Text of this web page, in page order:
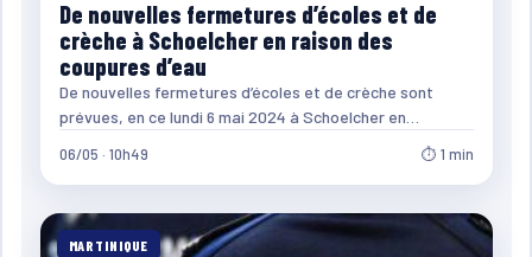
De nouvelles fermetures d’écoles et de
crèche à Schoelcher en raison des
coupures d’eau
De nouvelles fermetures d’écoles et de crèche sont
prévues, en ce lundi 6 mai 2024 à Schoelcher en…
06/05 · 10h49 ⏱ 1 min
MARTINIQUE